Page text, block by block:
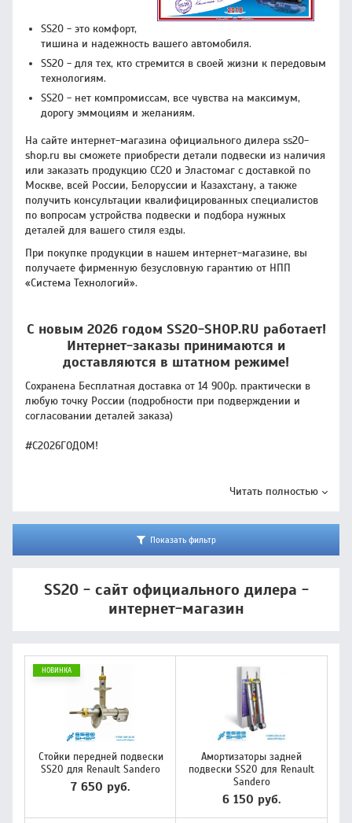
SS20 - это комфорт,
тишина и надежность вашего автомобиля.
SS20 - для тех, кто стремится в своей жизни к передовым
технологиям.
SS20 - нет компромиссам, все чувства на максимум,
дорогу эммоциям и желаниям.
На сайте интернет-магазина официального дилера ss20-
shop.ru вы сможете приобрести детали подвески из наличия
или заказать продукцию CC20 и Эластомаг с доставкой по
Москве, всей России, Белоруссии и Казахстану, а также
получить консультации квалифицированных специалистов
по вопросам устройства подвески и подбора нужных
деталей для вашего стиля езды.
При покупке продукции в нашем интернет-магазине, вы
получаете фирменную безусловную гарантию от НПП
«Система Технологий».
С новым 2026 годом SS20-SHOP.RU работает!
Интернет-заказы принимаются и
доставляются в штатном режиме!
Сохранена Бесплатная доставка от 14 900р. практически в
любую точку России (подробности при подверждении и
согласовании деталей заказа)
#С2026ГОДОМ!
Читать полностью
Показать фильтр
SS20 - сайт официального дилера -
интернет-магазин
НОВИНКА
Стойки передней подвески
SS20 для Renault Sandero
7 650 руб.
Амортизаторы задней
подвески SS20 для Renault
Sandero
6 150 руб.